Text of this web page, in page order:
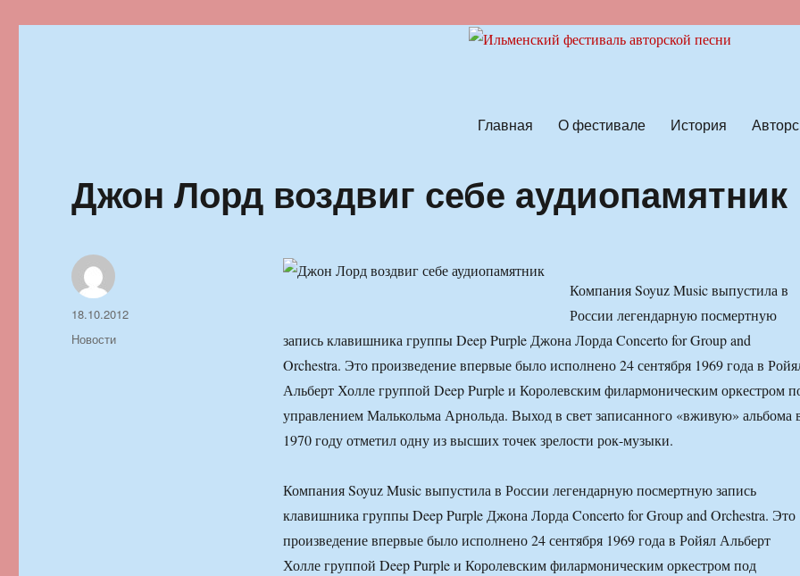
Главная О фестивале История
Джон Лорд воздвиг себе аудиопамятник
Компания Soyuz Music выпустила в
России легендарную посмертную
запись клавишника группы Deep Purple Джона Лорда Concerto for Group and
Orchestra. Это произведение впервые было исполнено 24 сентября 1969 года в
Альберт Холле группой Deep Purple и Королевским филармоническим оркестром
управлением Малькольма Арнольда. Выход в свет записанного «вживую» альбома
1970 году отметил одну из высших точек зрелости рок-музыки.
Компания Soyuz Music выпустила в России легендарную посмертную запись
клавишника группы Deep Purple Джона Лорда Concerto for Group and Orchestra. Это
произведение впервые было исполнено 24 сентября 1969 года в Ройял Альберт
Холле группой Deep Purple и Королевским филармоническим оркестром под
Автор
Опубликовано
18.10.2012
Рубрики
Новости